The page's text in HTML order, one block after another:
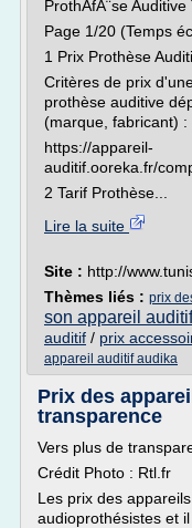
ProthÃfÂ¨se
Page 1/20 (Temps
1 Prix Prothèse
Critères de prix
prothèse auditive
(marque, fabricant) :
https://appareil-
auditif.ooreka.fr/
2 Tarif Prothèse...
Lire la suite
Site : http://
Thèmes liés : prix
son appareil auditif
auditif / prix
appareil auditif audika
Prix des
transparence
Vers plus de
Crédit Photo : Rtl.fr
Les prix des
audioprothésistes et